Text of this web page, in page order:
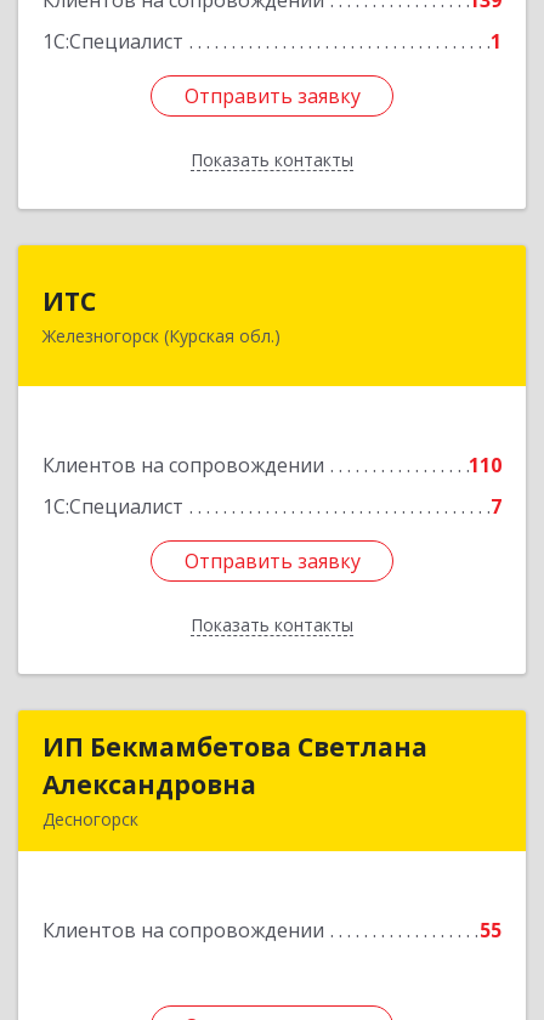
1С:Специалист
1
Отправить заявку
Показать контакты
Отправить заявку
Назад
ИТС
Железногорск (Курская обл.)
Клиентов на сопровождении
110
1С:Специалист
7
Отправить заявку
Показать контакты
307178, Курская обл, Железногорск г,
Отправить заявку
Назад
ИП Бекмамбетова Светлана
Александровна
Десногорск
Клиентов на сопровождении 55
ИП Бекмамбетова Светлана
Подробнее